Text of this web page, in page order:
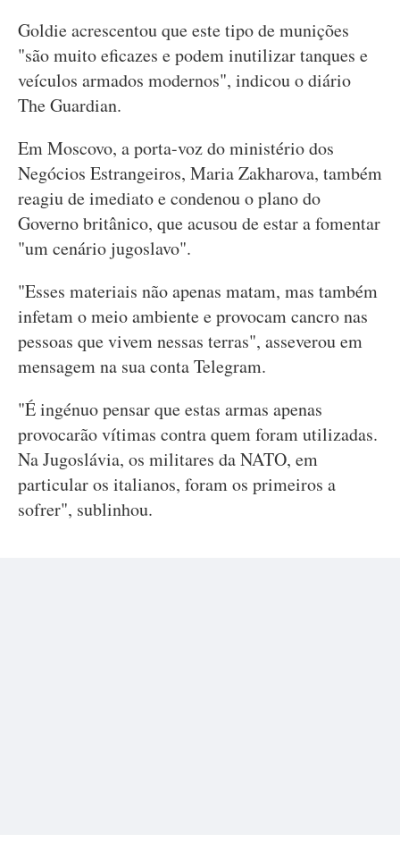
Goldie acrescentou que este tipo de munições
"são muito eficazes e podem inutilizar tanques e
veículos armados modernos", indicou o diário
The Guardian.
Em Moscovo, a porta-voz do ministério dos
Negócios Estrangeiros, Maria Zakharova, também
reagiu de imediato e condenou o plano do
Governo britânico, que acusou de estar a fomentar
"um cenário jugoslavo".
"Esses materiais não apenas matam, mas também
infetam o meio ambiente e provocam cancro nas
pessoas que vivem nessas terras", asseverou em
mensagem na sua conta Telegram.
"É ingénuo pensar que estas armas apenas
provocarão vítimas contra quem foram utilizadas.
Na Jugoslávia, os militares da NATO, em
particular os italianos, foram os primeiros a
sofrer", sublinhou.